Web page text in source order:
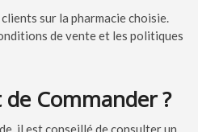
sur la pharmacie choisie.
de vente et les politiques
Commander ?
il est conseillé de consulter un